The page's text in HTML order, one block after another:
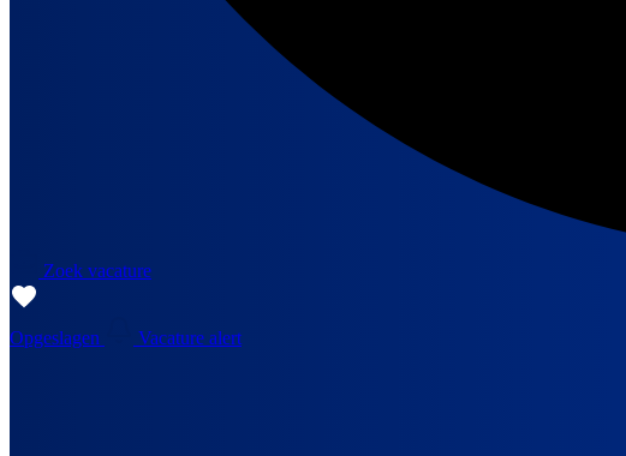
Zoek vacature
Opgeslagen Vacature alert